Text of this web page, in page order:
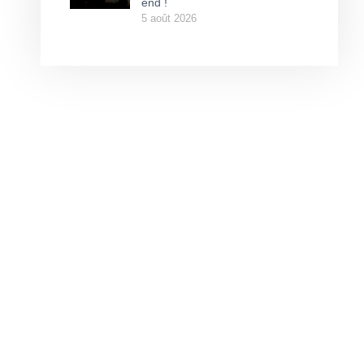
5 août 2026